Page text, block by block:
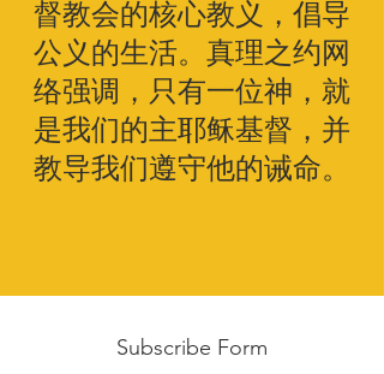
督教会的核心教义，倡导
公义的生活。真理之约网
络强调，只有一位神，就
是我们的主耶稣基督，并
教导我们遵守他的诫命。
Subscribe Form